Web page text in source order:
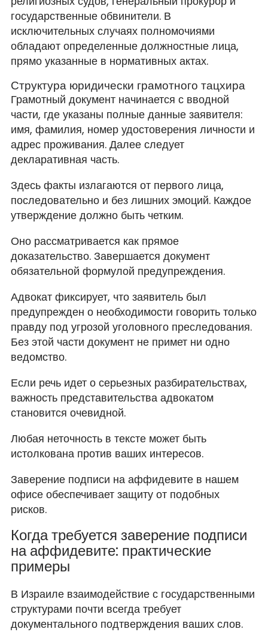
государственные обвинители. В
исключительных случаях полномочиями
обладают определенные должностные лица,
прямо указанные в нормативных актах.
Структура юридически грамотного тацхира
Грамотный документ начинается с вводной
части, где указаны полные данные заявителя:
имя, фамилия, номер удостоверения личности и
адрес проживания. Далее следует
декларативная часть.
Здесь факты излагаются от первого лица,
последовательно и без лишних эмоций. Каждое
утверждение должно быть четким.
Оно рассматривается как прямое
доказательство. Завершается документ
обязательной формулой предупреждения.
Адвокат фиксирует, что заявитель был
предупрежден о необходимости говорить только
правду под угрозой уголовного преследования.
Без этой части документ не примет ни одно
ведомство.
Если речь идет о серьезных разбирательствах,
важность представительства адвокатом
становится очевидной.
Любая неточность в тексте может быть
истолкована против ваших интересов.
Заверение подписи на аффидевите в нашем
офисе обеспечивает защиту от подобных
рисков.
Когда требуется заверение подписи
на аффидевите: практические
примеры
В Израиле взаимодействие с государственными
структурами почти всегда требует
документального подтверждения ваших слов.